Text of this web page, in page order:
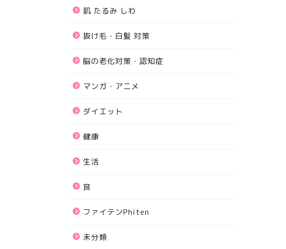
肌 たるみ しわ
抜け毛・白髪 対策
脳の老化対策・認知症
マンガ・アニメ
ダイエット
健康
生活
食
ファイテンPhiten
未分類